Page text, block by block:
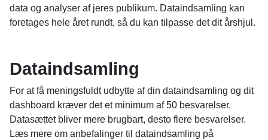
data og analyser af jeres publikum. Dataindsamling kan
foretages hele året rundt, så du kan tilpasse det dit årshjul.
Dataindsamling
For at få meningsfuldt udbytte af din dataindsamling og dit
dashboard kræver det et minimum af 50 besvarelser.
Datasættet bliver mere brugbart, desto flere besvarelser.
Læs mere om anbefalinger til dataindsamling på